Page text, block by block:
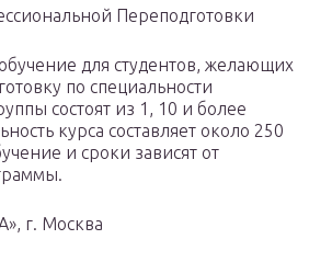
Переподготовки
для студентов, желающих
по специальности
состоят из 1, 10 и более
курса составляет около 250
и сроки зависят от
г. Москва